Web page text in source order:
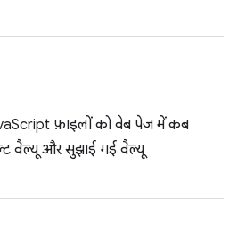
फ़ाइलों को वेब पेज में कब
वैल्यू और सुझाई गई वैल्यू